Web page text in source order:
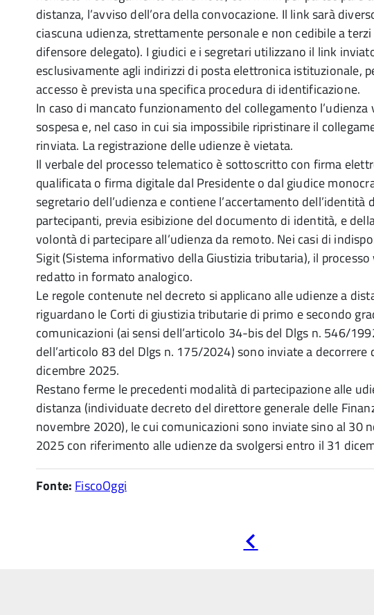
distanza, l’avviso dell’ora della convocazione. Il link sarà
ciascuna udienza, strettamente personale e non cedibile a terzi
difensore delegato). I giudici e i segretari utilizzano il link
esclusivamente agli indirizzi di posta elettronica istituzionale,
accesso è prevista una specifica procedura di identificazione.
In caso di mancato funzionamento del collegamento l’udienza
sospesa e, nel caso in cui sia impossibile ripristinare il
rinviata. La registrazione delle udienze è vietata.
Il verbale del processo telematico è sottoscritto con firma
qualificata o firma digitale dal Presidente o dal giudice
segretario dell’udienza e contiene l’accertamento dell’identità
partecipanti, previa esibizione del documento di identità, e
volontà di partecipare all’udienza da remoto. Nei casi di
Sigit (Sistema informativo della Giustizia tributaria), il processo
redatto in formato analogico.
Le regole contenute nel decreto si applicano alle udienze a
riguardano le Corti di giustizia tributarie di primo e secondo
comunicazioni (ai sensi dell’articolo 34-bis del Dlgs n. 546/
dell’articolo 83 del Dlgs n. 175/2024) sono inviate a decorrere
dicembre 2025.
Restano ferme le precedenti modalità di partecipazione alle
distanza (individuate decreto del direttore generale delle
novembre 2020), le cui comunicazioni sono inviate sino al 30
2025 con riferimento alle udienze da svolgersi entro il 31
Fonte: FiscoOggi
precedente